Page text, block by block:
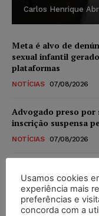
Carlos Henrique
Meta é alvo de
sexual infantil
plataformas
NOTÍCIAS 07/08/2026
Advogado preso por
inscrição suspensa
NOTÍCIAS 07/08/2026
novos para pessoas
níveis
DIREITO TRIBUTÁRIO
Usamos cookies
experiência mais
preferências e
concorda com a